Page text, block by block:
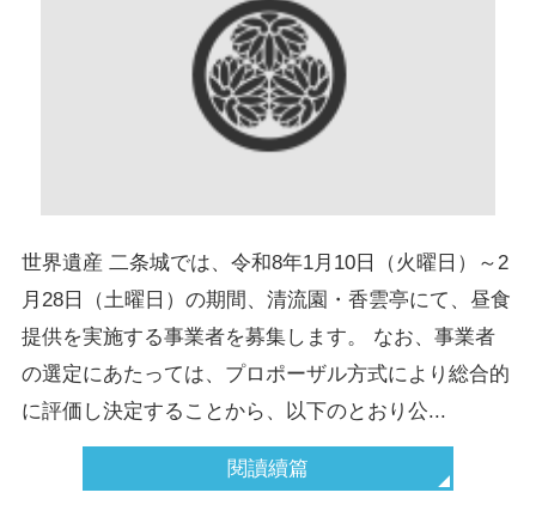
世界遺産 二条城では、令和8年1月10日（火曜日）～2
月28日（土曜日）の期間、清流園・香雲亭にて、昼食
提供を実施する事業者を募集します。 なお、事業者
の選定にあたっては、プロポーザル方式により総合的
に評価し決定することから、以下のとおり公...
閱讀續篇